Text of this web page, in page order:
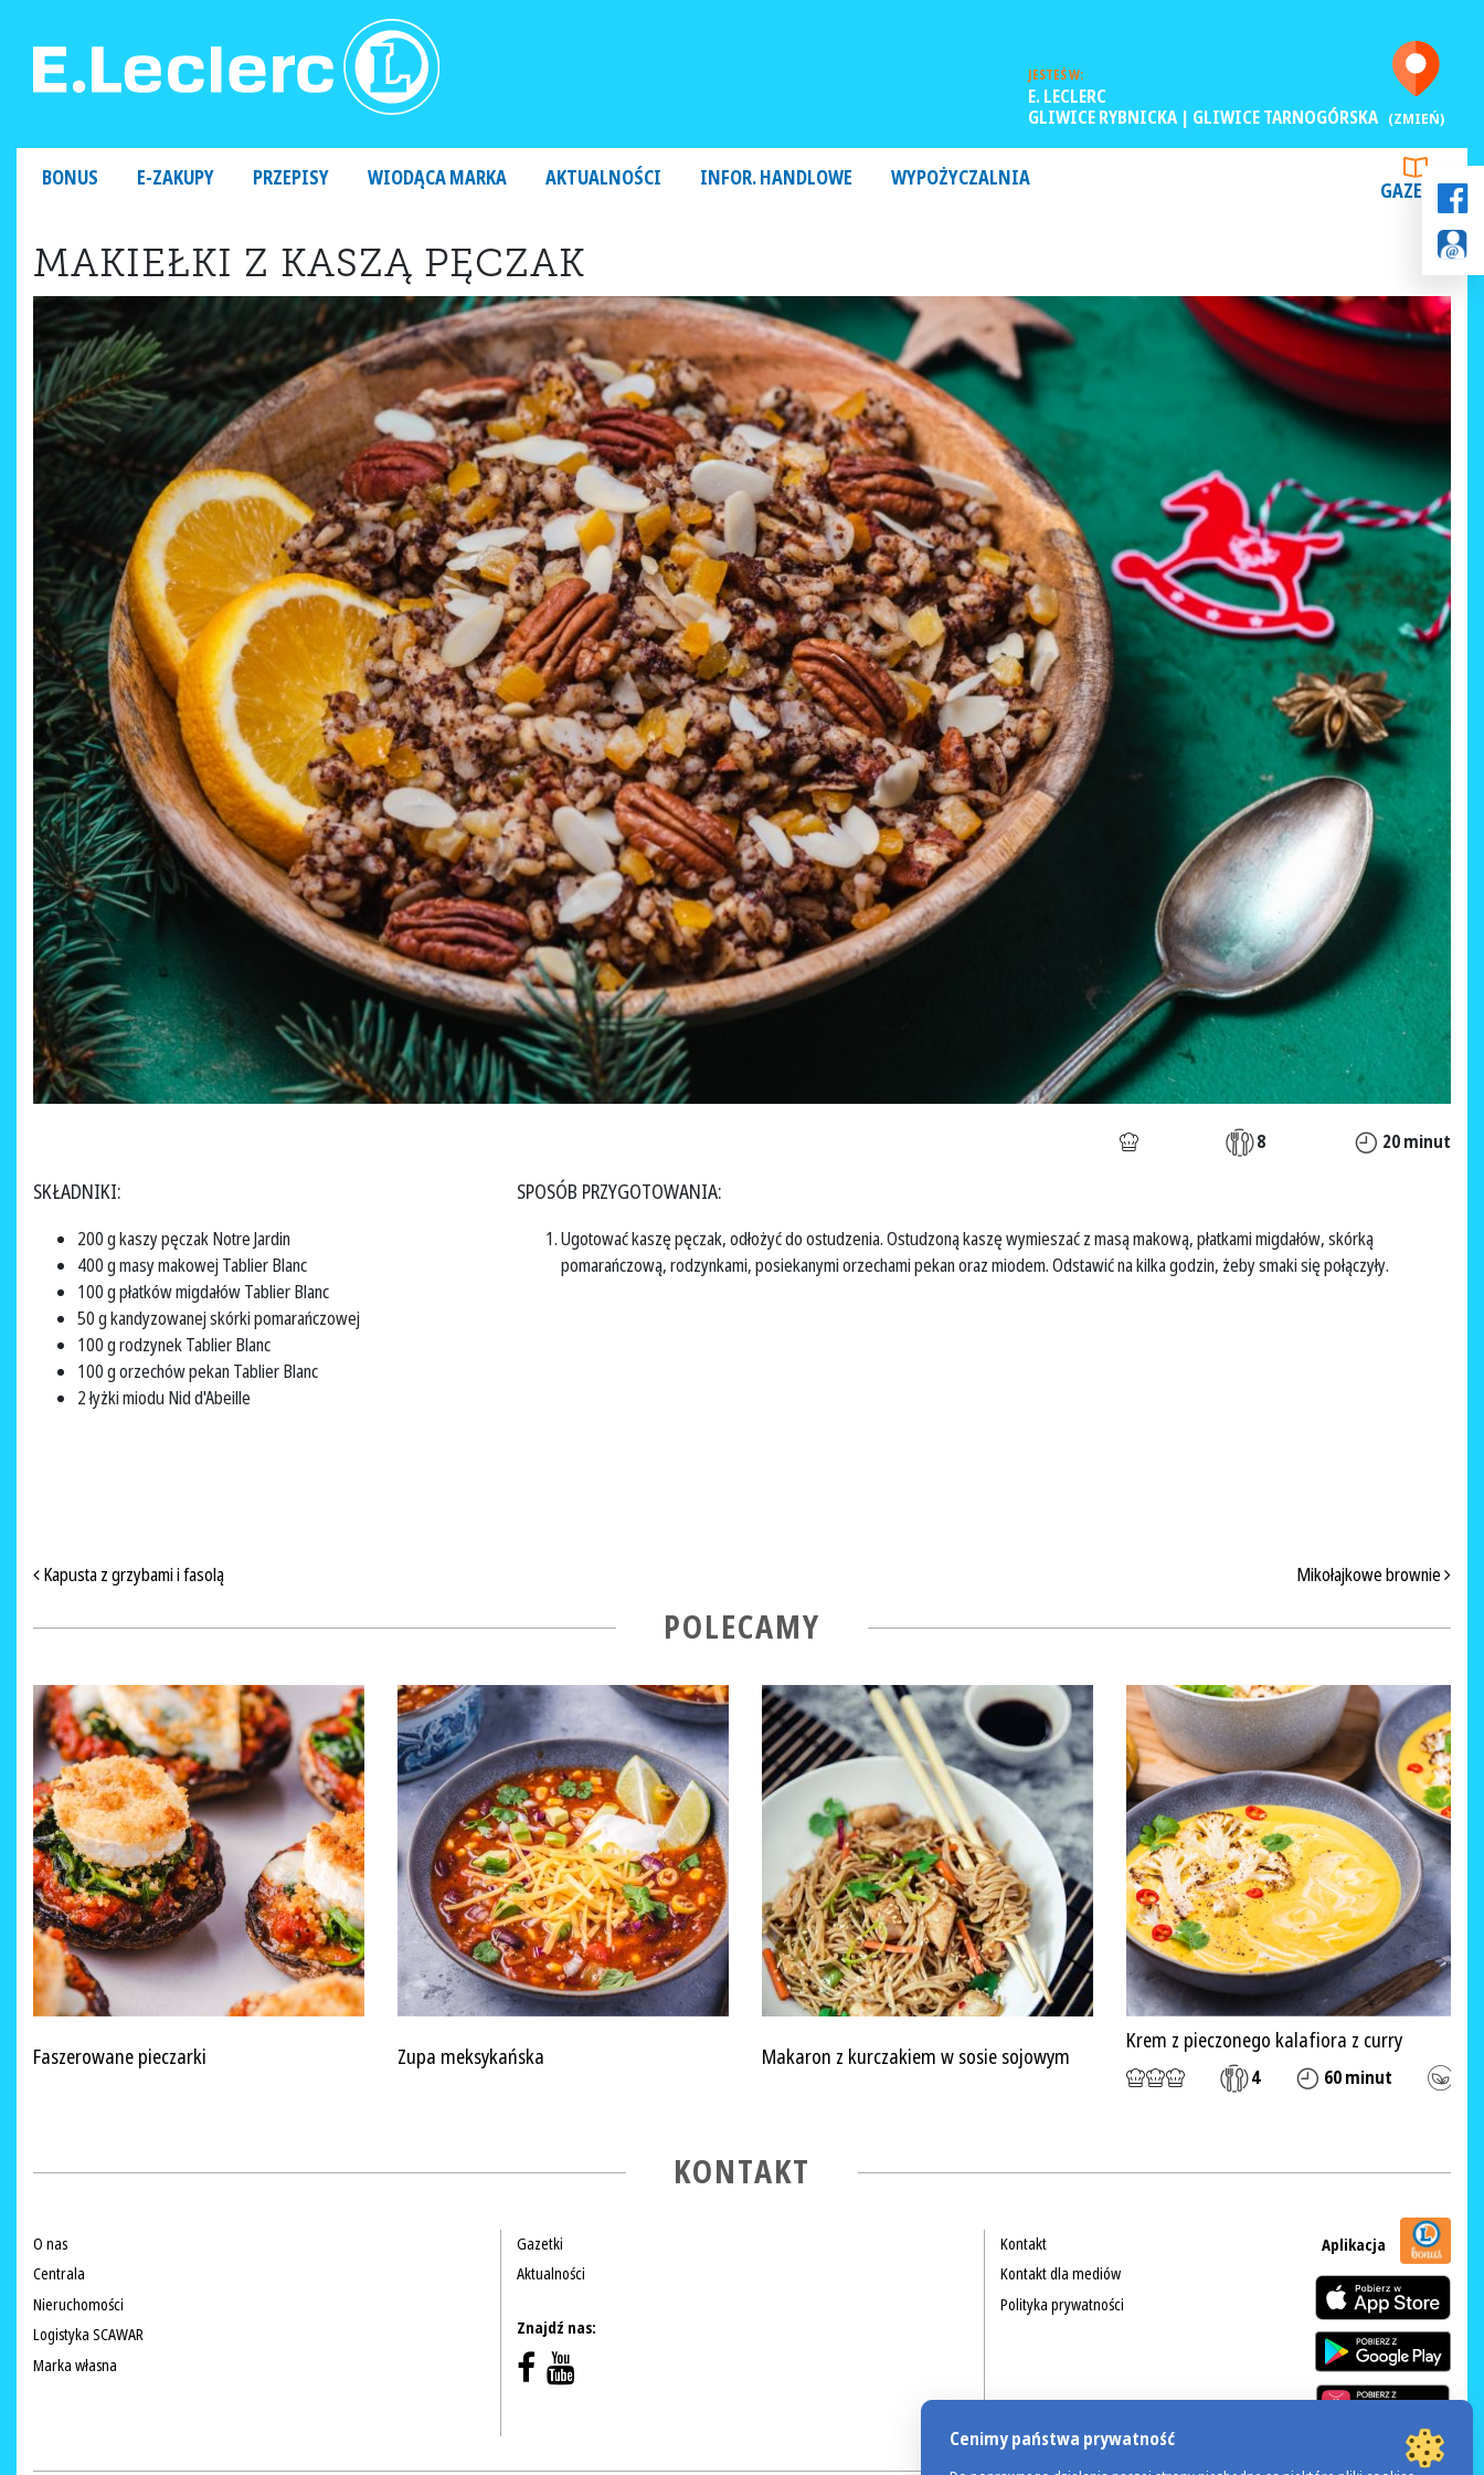
JESTEŚ W:
E. LECLERC
GLIWICE RYBNICKA | GLIWICE TARNOGÓRSKA (ZMIEŃ)
BONUS E-ZAKUPY PRZEPISY WIODĄCA MARKA AKTUALNOŚCI INFOR. HANDLOWE WYPOŻYCZALNIA GAZETKI
MAKIEŁKI Z KASZĄ PĘCZAK
8 20 minut
SKŁADNIKI:
200 g kaszy pęczak Notre Jardin
400 g masy makowej Tablier Blanc
100 g płatków migdałów Tablier Blanc
50 g kandyzowanej skórki pomarańczowej
100 g rodzynek Tablier Blanc
100 g orzechów pekan Tablier Blanc
2 łyżki miodu Nid d'Abeille
SPOSÓB PRZYGOTOWANIA:
Ugotować kaszę pęczak, odłożyć do ostudzenia. Ostudzoną kaszę wymieszać z masą makową, płatkami migdałów, skórką
pomarańczową, rodzynkami, posiekanymi orzechami pekan oraz miodem. Odstawić na kilka godzin, żeby smaki się połączyły.
NAWIGACJA PO ARTYKUŁACH
Kapusta z grzybami i fasolą Mikołajkowe brownie
POLECAMY
Faszerowane pieczarki Zupa meksykańska Makaron z kurczakiem w sosie sojowym
Krem z pieczonego kalafiora z curry
4 60 minut
KONTAKT
O nas
Centrala
Nieruchomości
Logistyka SCAWAR
Marka własna
Gazetki
Aktualności
Znajdź nas:
Kontakt
Kontakt dla mediów
Polityka prywatności
Aplikacja
Cenimy państwa prywatność